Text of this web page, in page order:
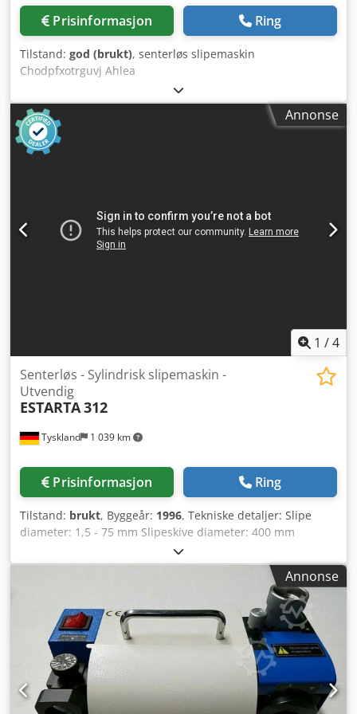
Prisinformasjon Ring
Tilstand: god (brukt), senterløs slipemaskin
Chodpfxotrguvj Ahlea
Annonse
1 /4
Tyskland 1 039 km
Senterløs - Sylindrisk slipemaskin -
Utvendig
ESTARTA312
Prisinformasjon Ring
Tilstand: brukt, Byggeår: 1996, Tekniske detaljer: Slipe
diameter: 1,5 - 75 mm Slipeskive diameter: 400 mm
Slipeskive bredde: 160 mm Arbeidsslag: 0 - 1 mm
Matehastighet: trinnløs / kontinuerlig mm/min
Slipeskivenes hastighet: 1300 o/min Styring for program:
Num 1020 GC Totalt effektbehov: 14 kW Maskinens vekt ca.:
3,8 t Maskinens dimensjoner: 3,0x2,2x2,2 m Dimensjoner
styreskap LxBxH: 1,5x0,4x2,0 m SENTERSLØS
RUNDSLIPINGSMASKIN FOR UTVENDIG SLIPING av legerte
rundstål samt innstikk- og gjennomløpsprosess - Ved
innstikkprosess er maksimal innstikklengde 160 mm. -
Automatisk utmating av arbeidsstykker via skinne (funksjon
Annonse